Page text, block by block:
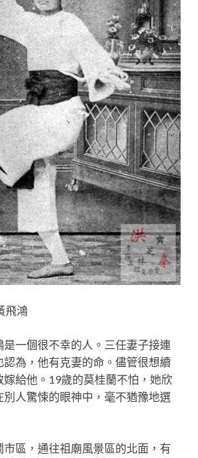
飛鴻
一個很不幸的人。三任妻子接連
為，他有克妻的命。儘管很想續
嫁給他。19歲的莫桂蘭不怕，她欣
別人驚悚的眼神中，毫不猶豫地選
區，通往祖廟風景區的北面，有